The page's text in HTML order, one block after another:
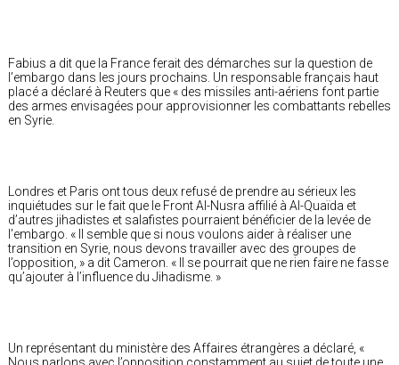
Fabius a dit que la France ferait des démarches sur la question de
l’embargo dans les jours prochains. Un responsable français haut
placé a déclaré à Reuters que « des missiles anti-aériens font partie
des armes envisagées pour approvisionner les combattants rebelles
en Syrie.
Londres et Paris ont tous deux refusé de prendre au sérieux les
inquiétudes sur le fait que le Front Al-Nusra affilié à Al-Quaïda et
d’autres jihadistes et salafistes pourraient bénéficier de la levée de
l’embargo. « Il semble que si nous voulons aider à réaliser une
transition en Syrie, nous devons travailler avec des groupes de
l’opposition, » a dit Cameron. « Il se pourrait que ne rien faire ne fasse
qu’ajouter à l’influence du Jihadisme. »
Un représentant du ministère des Affaires étrangères a déclaré, «
Nous parlons avec l’opposition constamment au sujet de toute une